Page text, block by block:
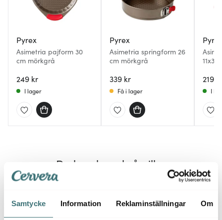
Samtycke Information Reklaminställningar Om
Pyrex
Asimetria pajform 30
cm mörkgrå
249 kr
I lager
Pyrex
Asimetria springform 26
cm mörkgrå
339 kr
Få i lager
219
I
Du kanske också gillar